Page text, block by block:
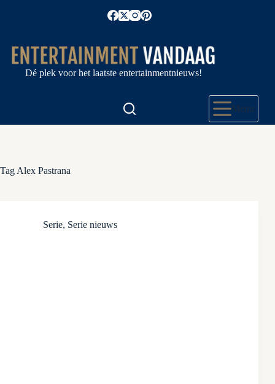
Dé plek voor het laatste entertainmentnieuws!
Menu
Tag Alex Pastrana
Serie, Serie nieuws